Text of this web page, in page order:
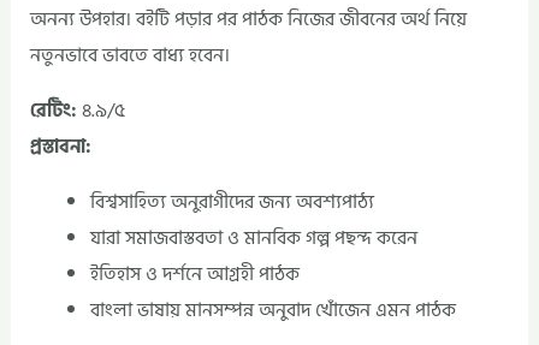
অনন্য উপহার। বইটি পড়ার পর পাঠক নিজের জীবনের অর্থ নিয়ে
নতুনভাবে ভাবতে বাধ্য হবেন।
রেটিং:৪.৯/৫
প্রস্তাবনা:
বিশ্বসাহিত্য অনুরাগীদের জন্য অবশ্যপাঠ্য
যারা সমাজবাস্তবতা ও মানবিক গল্প পছন্দ করেন
ইতিহাস ও দর্শনে আগ্রহী পাঠক
বাংলা ভাষায় মানসম্পন্ন অনুবাদ খোঁজেন এমন পাঠক